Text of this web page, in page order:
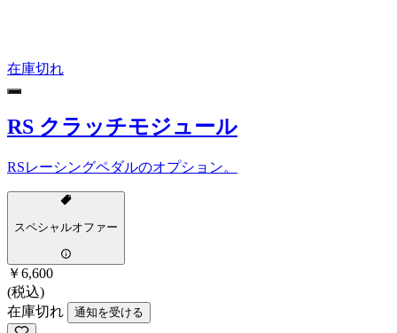
在庫切れ
RS クラッチモジュール
RSレーシングペダルのオプション。
スペシャルオファー
￥6,600
(税込)
在庫切れ
通知を受ける